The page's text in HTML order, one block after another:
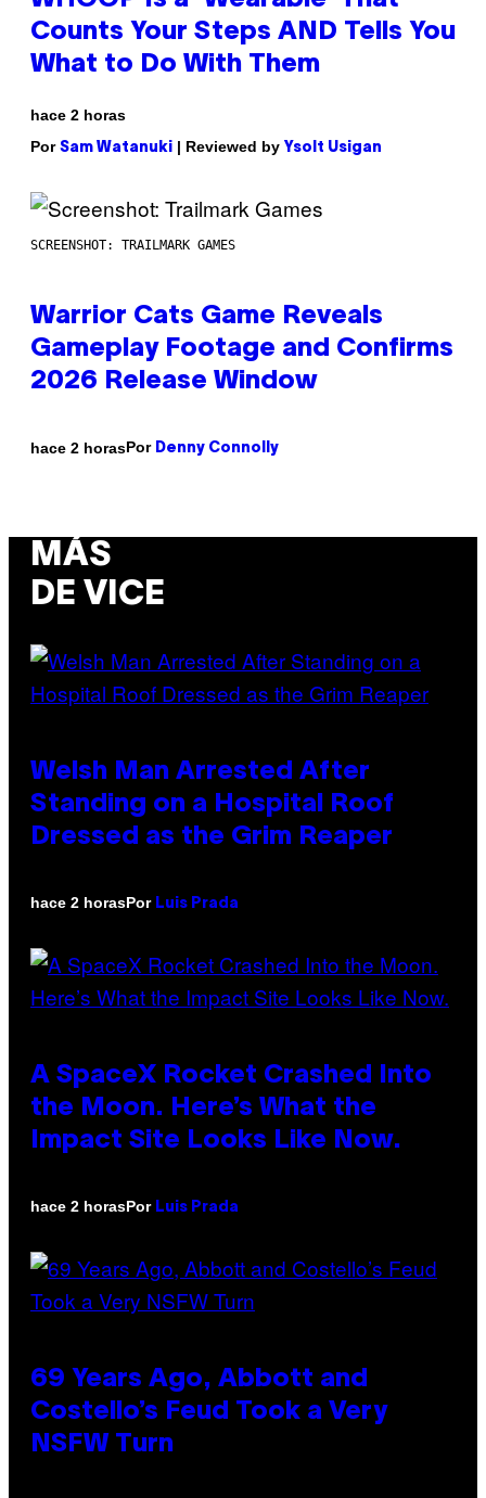
Counts Your Steps AND Tells You
What to Do With Them
hace 2 horas
Por Sam Watanuki | Reviewed by Ysolt Usigan
SCREENSHOT: TRAILMARK GAMES
Warrior Cats Game Reveals
Gameplay Footage and Confirms
2026 Release Window
hace 2 horasPor Denny Connolly
MÁS
DE VICE
Welsh Man Arrested After
Standing on a Hospital Roof
Dressed as the Grim Reaper
hace 2 horasPor Luis Prada
A SpaceX Rocket Crashed Into
the Moon. Here’s What the
Impact Site Looks Like Now.
hace 2 horasPor Luis Prada
69 Years Ago, Abbott and
Costello’s Feud Took a Very
NSFW Turn